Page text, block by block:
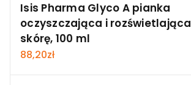
Isis Pharma Glyco A pianka
oczyszczająca i rozświetlająca
skórę, 100 ml
88,20zł